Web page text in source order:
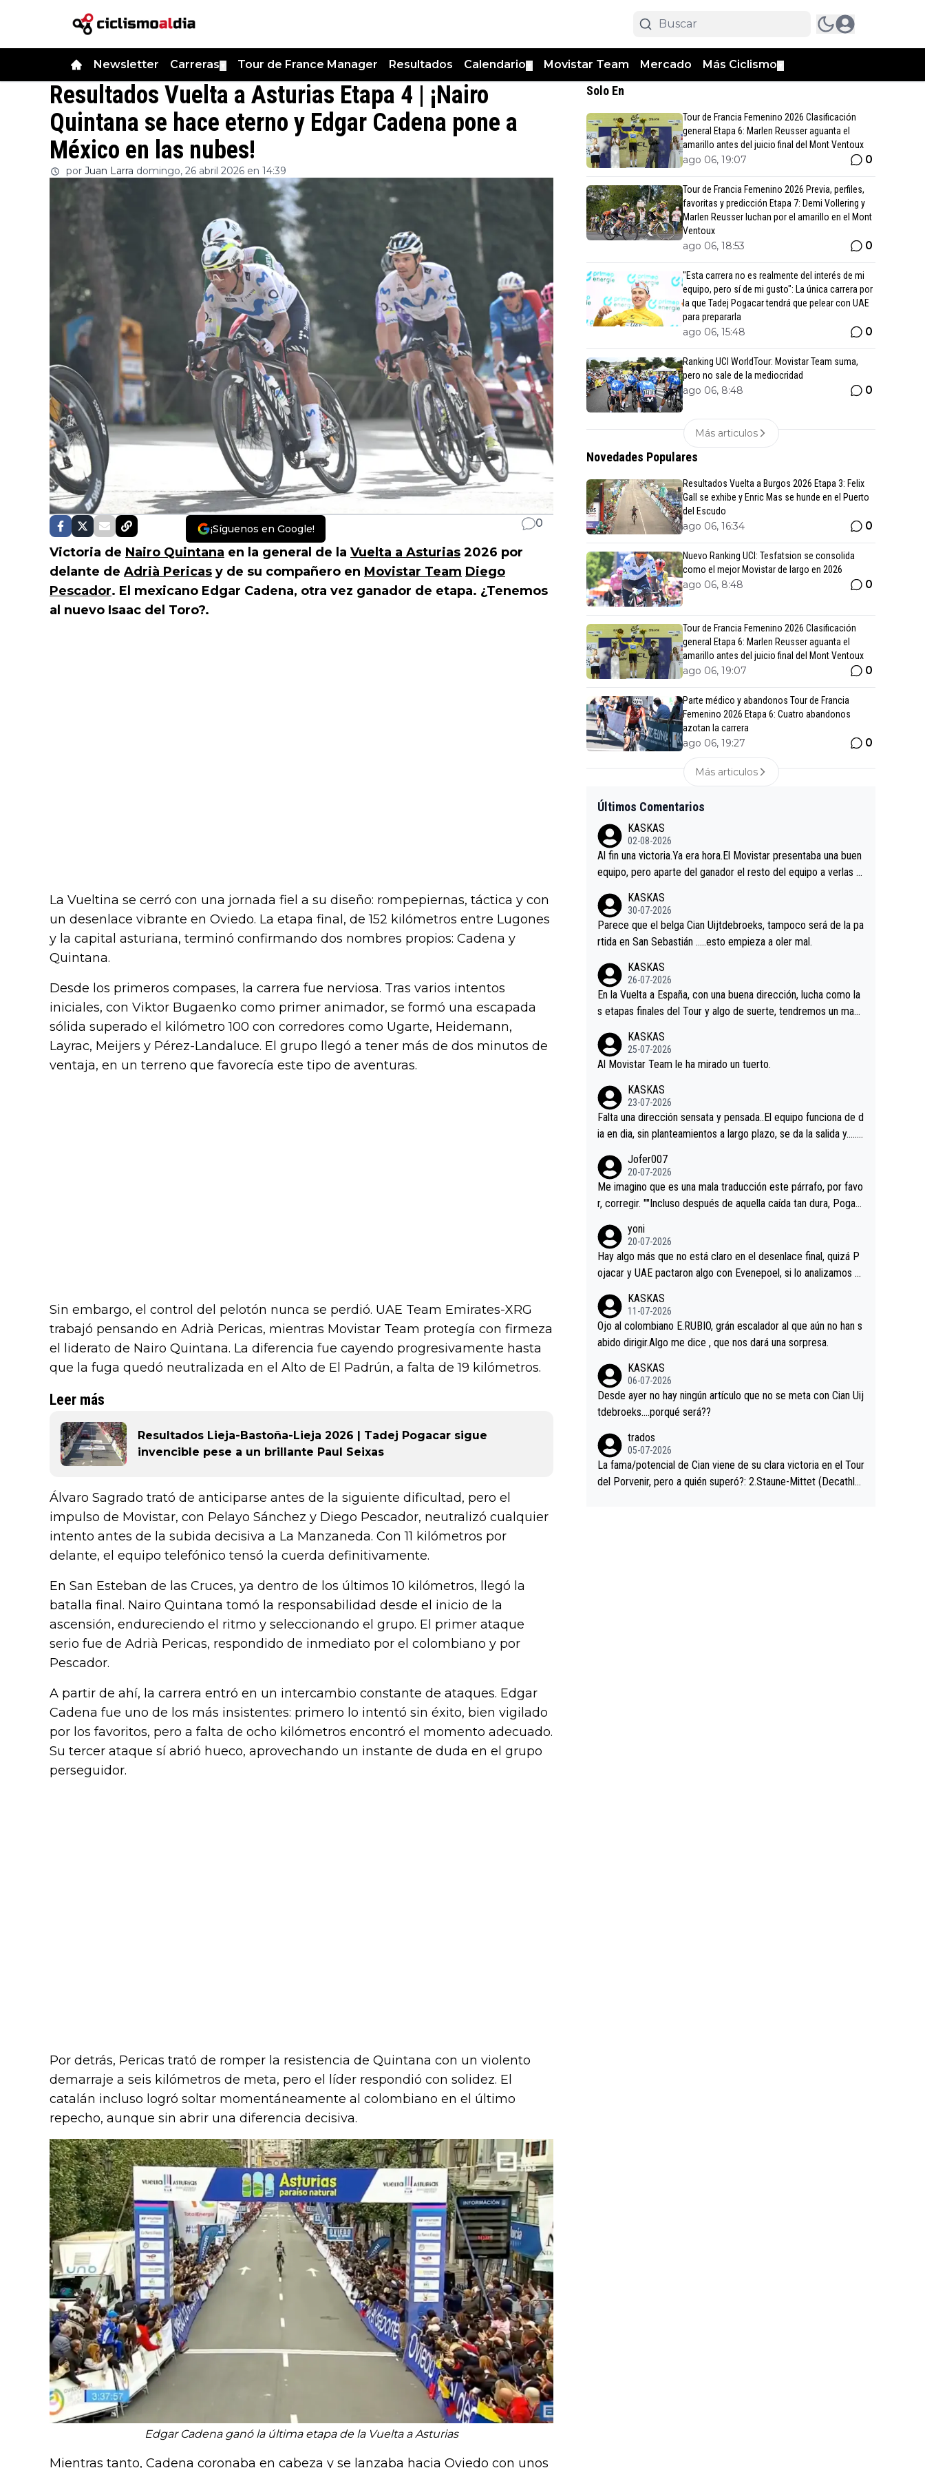
Newsletter Carreras Tour de France Manager Resultados Calendario Movistar Team Mercado Más Ciclismo
Resultados Vuelta a Asturias Etapa 4 | ¡Nairo
Quintana se hace eterno y Edgar Cadena pone a
México en las nubes!
por Juan Larra domingo, 26 abril 2026 en 14:39
¡Síguenos en Google! 0
Victoria de Nairo Quintana en la general de la Vuelta a Asturias 2026 por
delante de Adrià Pericas y de su compañero en Movistar Team Diego
Pescador. El mexicano Edgar Cadena, otra vez ganador de etapa. ¿Tenemos
al nuevo Isaac del Toro?.
La Vueltina se cerró con una jornada fiel a su diseño: rompepiernas, táctica y con
un desenlace vibrante en Oviedo. La etapa final, de 152 kilómetros entre Lugones
y la capital asturiana, terminó confirmando dos nombres propios: Cadena y
Quintana.
Desde los primeros compases, la carrera fue nerviosa. Tras varios intentos
iniciales, con Viktor Bugaenko como primer animador, se formó una escapada
sólida superado el kilómetro 100 con corredores como Ugarte, Heidemann,
Layrac, Meijers y Pérez-Landaluce. El grupo llegó a tener más de dos minutos de
ventaja, en un terreno que favorecía este tipo de aventuras.
Sin embargo, el control del pelotón nunca se perdió. UAE Team Emirates-XRG
trabajó pensando en Adrià Pericas, mientras Movistar Team protegía con firmeza
el liderato de Nairo Quintana. La diferencia fue cayendo progresivamente hasta
que la fuga quedó neutralizada en el Alto de El Padrún, a falta de 19 kilómetros.
Leer más
Resultados Lieja-Bastoña-Lieja 2026 | Tadej Pogacar sigue
invencible pese a un brillante Paul Seixas
Álvaro Sagrado trató de anticiparse antes de la siguiente dificultad, pero el
impulso de Movistar, con Pelayo Sánchez y Diego Pescador, neutralizó cualquier
intento antes de la subida decisiva a La Manzaneda. Con 11 kilómetros por
delante, el equipo telefónico tensó la cuerda definitivamente.
En San Esteban de las Cruces, ya dentro de los últimos 10 kilómetros, llegó la
batalla final. Nairo Quintana tomó la responsabilidad desde el inicio de la
ascensión, endureciendo el ritmo y seleccionando el grupo. El primer ataque
serio fue de Adrià Pericas, respondido de inmediato por el colombiano y por
Pescador.
A partir de ahí, la carrera entró en un intercambio constante de ataques. Edgar
Cadena fue uno de los más insistentes: primero lo intentó sin éxito, bien vigilado
por los favoritos, pero a falta de ocho kilómetros encontró el momento adecuado.
Su tercer ataque sí abrió hueco, aprovechando un instante de duda en el grupo
perseguidor.
Por detrás, Pericas trató de romper la resistencia de Quintana con un violento
demarraje a seis kilómetros de meta, pero el líder respondió con solidez. El
catalán incluso logró soltar momentáneamente al colombiano en el último
repecho, aunque sin abrir una diferencia decisiva.
Edgar Cadena ganó la última etapa de la Vuelta a Asturias
Mientras tanto, Cadena coronaba en cabeza y se lanzaba hacia Oviedo con unos
Solo En
Tour de Francia Femenino 2026 Clasificación
general Etapa 6: Marlen Reusser aguanta el
amarillo antes del juicio final del Mont Ventoux
ago 06, 19:07 0
Tour de Francia Femenino 2026 Previa, perfiles,
favoritas y predicción Etapa 7: Demi Vollering y
Marlen Reusser luchan por el amarillo en el Mont
Ventoux
ago 06, 18:53 0
"Esta carrera no es realmente del interés de mi
equipo, pero sí de mi gusto": La única carrera por
la que Tadej Pogacar tendrá que pelear con UAE
para prepararla
ago 06, 15:48 0
Ranking UCI WorldTour: Movistar Team suma,
pero no sale de la mediocridad
ago 06, 8:48 0
Más articulos
Novedades Populares
Resultados Vuelta a Burgos 2026 Etapa 3: Felix
Gall se exhibe y Enric Mas se hunde en el Puerto
del Escudo
ago 06, 16:34 0
Nuevo Ranking UCI: Tesfatsion se consolida
como el mejor Movistar de largo en 2026
ago 06, 8:48 0
Tour de Francia Femenino 2026 Clasificación
general Etapa 6: Marlen Reusser aguanta el
amarillo antes del juicio final del Mont Ventoux
ago 06, 19:07 0
Parte médico y abandonos Tour de Francia
Femenino 2026 Etapa 6: Cuatro abandonos
azotan la carrera
ago 06, 19:27 0
Más articulos
Últimos Comentarios
KASKAS
02-08-2026
Al fin una victoria.Ya era hora.El Movistar presentaba una buen
equipo, pero aparte del ganador el resto del equipo a verlas v
es.La única buena noticia es la mejoría de Enric Más en San S
ebastian.Si en la Vuelta a Burgos sigue la mejoría, podríamos t
ener alguna sorpresa en la Vuelta.Ojalá.
KASKAS
30-07-2026
Parece que el belga Cian Uijtdebroeks, tampoco será de la pa
rtida en San Sebastián …..esto empieza a oler mal.
KASKAS
26-07-2026
En la Vuelta a España, con una buena dirección, lucha como la
s etapas finales del Tour y algo de suerte, tendremos un magn
KASKAS
25-07-2026
Al Movistar Team le ha mirado un tuerto.
KASKAS
23-07-2026
Falta una dirección sensata y pensada..El equipo funciona de d
ia en dia, sin planteamientos a largo plazo, se da la salida y…..v
a, Minguez, Velez etc etc.Me da pena vivir estos momentos t
an tristes sin victorias.
Jofer007
20-07-2026
Me imagino que es una mala traducción este párrafo, por favo
r, corregir. ""Incluso después de aquella caída tan dura, Pogac
rd permaneció pegado a su rueda. Parecía increíble la forma
en la que era capaz de controlar el miedo", recordó."
yoni
20-07-2026
Hay algo más que no está claro en el desenlace final, quizá P
ojacar y UAE pactaron algo con Evenepoel, si lo analizamos P
casi sin pedalear, luego está el saludo con Evenepoel dándose
la mano de una manera muy fraternal, más allá de los típicos t
oques en el hombro con que saludaba a Vingegard. Ahí hubo u
o aprieta, a ver si por querer poner a Del Toro con calzador e
n posición de podio UAE y Pojacar se van complicar el tour.
KASKAS
11-07-2026
Ojo al colombiano E.RUBIO, grán escalador al que aún no han s
abido dirigir.Algo me dice , que nos dará una sorpresa.
KASKAS
06-07-2026
Desde ayer no hay ningún artículo que no se meta con Cian Uij
tdebroeks….porqué será??
trados
05-07-2026
La fama/potencial de Cian viene de su clara victoria en el Tour
del Porvenir, pero a quién superó?: 2.Staune-Mittet (Decathlo